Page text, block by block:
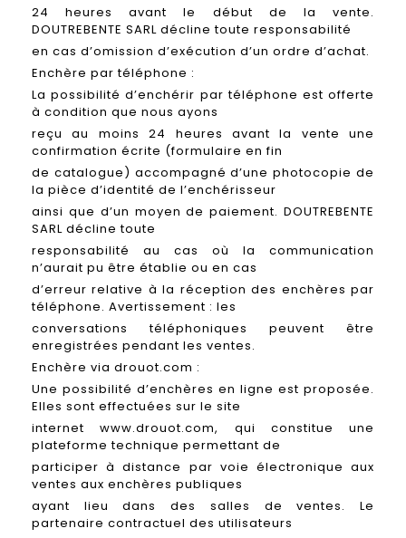
24 heures avant le début de la vente.
DOUTREBENTE SARL décline toute responsabilité
en cas d’omission d’exécution d’un ordre d’achat.
Enchère par téléphone :
La possibilité d’enchérir par téléphone est offerte
à condition que nous ayons
reçu au moins 24 heures avant la vente une
confirmation écrite (formulaire en fin
de catalogue) accompagné d’une photocopie de
la pièce d’identité de l’enchérisseur
ainsi que d’un moyen de paiement. DOUTREBENTE
SARL décline toute
responsabilité au cas où la communication
n’aurait pu être établie ou en cas
d’erreur relative à la réception des enchères par
téléphone. Avertissement : les
conversations téléphoniques peuvent être
enregistrées pendant les ventes.
Enchère via drouot.com :
Une possibilité d’enchères en ligne est proposée.
Elles sont effectuées sur le site
internet www.drouot.com, qui constitue une
plateforme technique permettant de
participer à distance par voie électronique aux
ventes aux enchères publiques
ayant lieu dans des salles de ventes. Le
partenaire contractuel des utilisateurs